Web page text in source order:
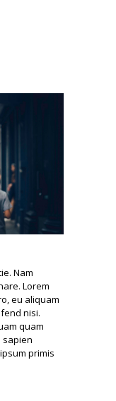
Nam
Lorem
eu aliquam
nisi.
quam
sapien
primis